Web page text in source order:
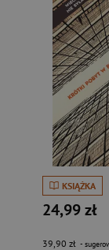
KSIĄŻKA
24,99 zł
39,90 zł -